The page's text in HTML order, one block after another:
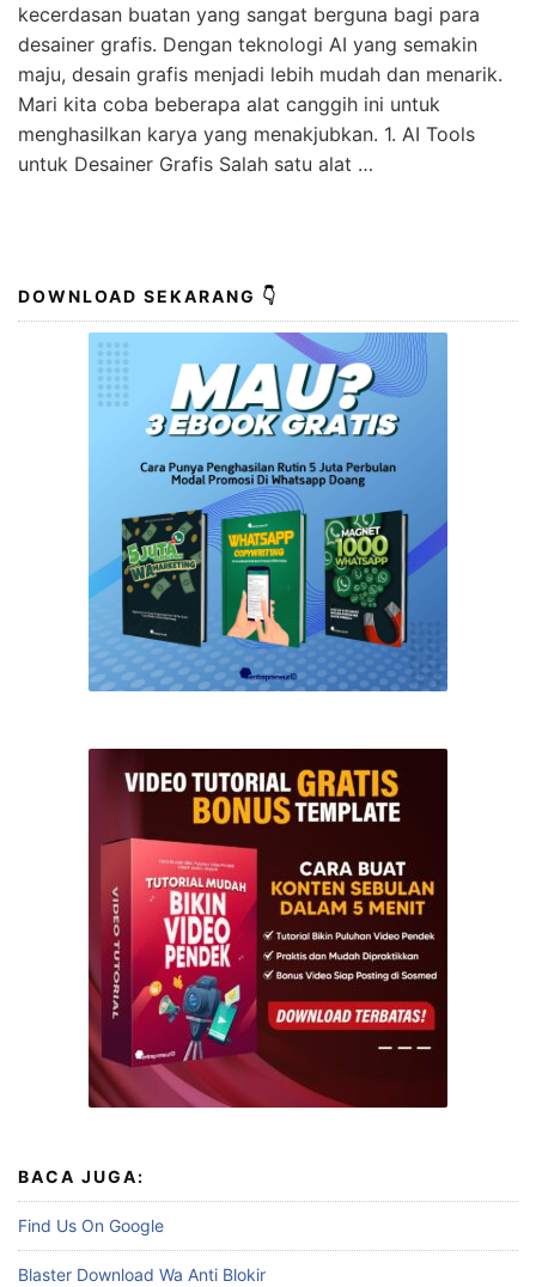
kecerdasan buatan yang sangat berguna bagi para
desainer grafis. Dengan teknologi AI yang semakin
maju, desain grafis menjadi lebih mudah dan menarik.
Mari kita coba beberapa alat canggih ini untuk
menghasilkan karya yang menakjubkan. 1. AI Tools
untuk Desainer Grafis Salah satu alat …
DOWNLOAD SEKARANG 👇
BACA JUGA:
Find Us On Google
Blaster Download Wa Anti Blokir